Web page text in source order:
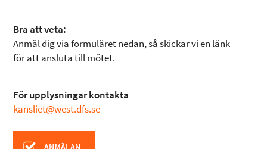
Bra att veta:
Anmäl dig via formuläret nedan, så skickar vi en länk
för att ansluta till mötet.
För upplysningar kontakta
kansliet@west.dfs.se